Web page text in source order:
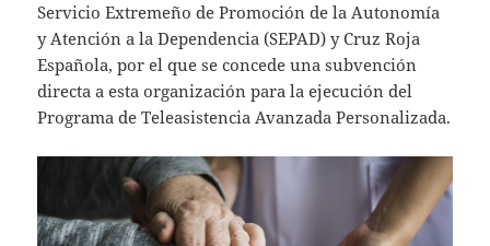
Servicio Extremeño de Promoción de la Autonomía
y Atención a la Dependencia (SEPAD) y Cruz Roja
Española, por el que se concede una subvención
directa a esta organización para la ejecución del
Programa de Teleasistencia Avanzada Personalizada.